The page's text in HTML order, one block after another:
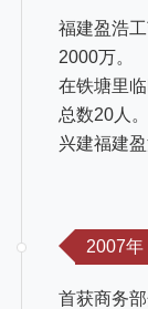
福建盈浩
2000万。
在铁塘里
总数20人。
兴建福建
2007年
首获商务部